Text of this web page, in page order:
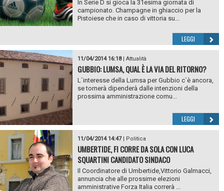
In Serie D si gioca la 31esima giornata di
campionato. Champagne in ghiaccio per la
Pistoiese che in caso di vittoria su...
LEGGI
11/04/2014 16:18| Attualità
GUBBIO: LUMSA, QUAL È LA VIA DEL RITORNO?
L`interesse della Lumsa per Gubbio c`è ancora,
se tornerà dipenderà dalle intenzioni della
prossima amministrazione comu...
LEGGI
11/04/2014 14:47| Politica
UMBERTIDE, FI CORRE DA SOLA CON LUCA
SQUARTINI CANDIDATO SINDACO
Il Coordinatore di Umbertide,Vittorio Galmacci,
annuncia che alle prossime elezioni
amministrative Forza Italia correrà ...